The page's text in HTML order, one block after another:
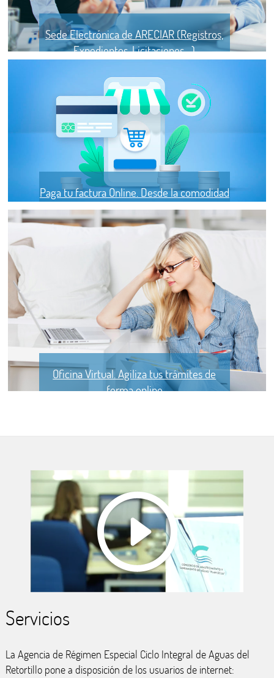
Sede Electrónica de ARECIAR (Registros,
Expedientes, Licitaciones....)
Paga tu factura Online. Desde la comodidad
de tu salón.
Oficina Virtual. Agiliza tus trámites de
forma online
Servicios
La Agencia de Régimen Especial Ciclo Integral de Aguas del
Retortillo pone a disposición de los usuarios de internet: